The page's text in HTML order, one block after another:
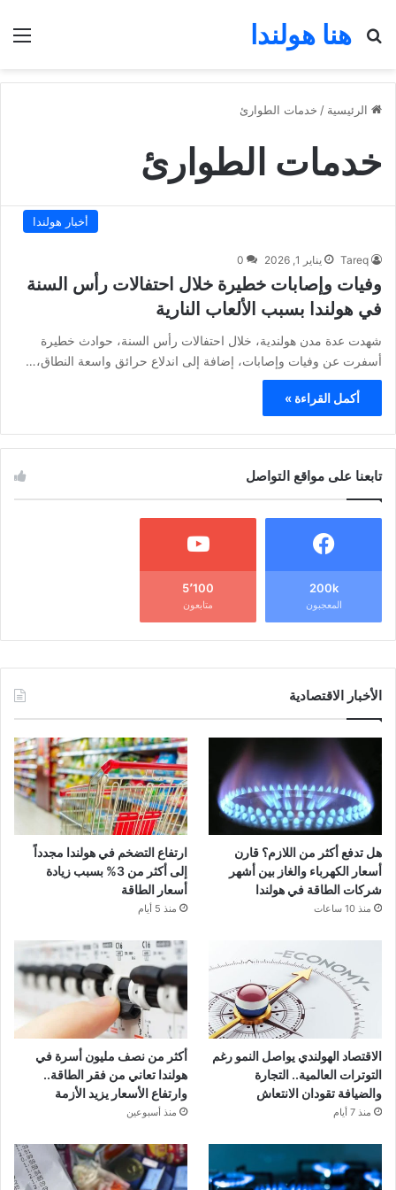
هنا هولندا
بحث عن
الرئيسية / خدمات الطوارئ
خدمات الطوارئ
أخبار هولندا
Tareq يناير 1, 2026 0
وفيات وإصابات خطيرة خلال احتفالات رأس السنة
في هولندا بسبب الألعاب النارية
شهدت عدة مدن هولندية، خلال احتفالات رأس السنة، حوادث خطيرة
أسفرت عن وفيات وإصابات، إضافة إلى اندلاع حرائق واسعة النطاق،…
أكمل القراءة »
تابعنا على مواقع التواصل
200k
المعجبون
5٬100
متابعون
الأخبار الاقتصادية
هل تدفع أكثر من اللازم؟ قارن
أسعار الكهرباء والغاز بين أشهر
شركات الطاقة في هولندا
منذ 10 ساعات
ارتفاع التضخم في هولندا مجدداً
إلى أكثر من 3% بسبب زيادة
أسعار الطاقة
منذ 5 أيام
الاقتصاد الهولندي يواصل النمو رغم
التوترات العالمية.. التجارة
والضيافة تقودان الانتعاش
منذ 7 أيام
أكثر من نصف مليون أسرة في
هولندا تعاني من فقر الطاقة..
وارتفاع الأسعار يزيد الأزمة
منذ أسبوعين